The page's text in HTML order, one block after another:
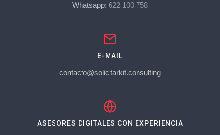
Whatsapp: 622 100 758
E-MAIL
contacto@solicitarkit.consulting
ASESORES DIGITALES CON EXPERIENCIA